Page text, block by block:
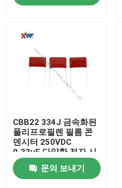
집
제품
우리에 대하여
공장 여행
CBB22 334J 금속화된
폴리프로필렌 필름 콘
덴시터 250VDC
0.33μF 다양한 전자 시
스템
문의 보내기